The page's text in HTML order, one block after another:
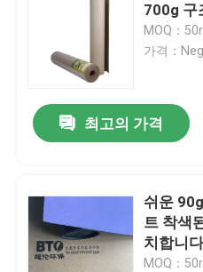
700g 구
MOQ：
가격：
최고의 가격
쉬운
트 착색
치합니
MOQ：